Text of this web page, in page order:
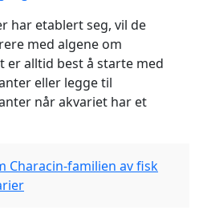
har etablert seg, vil de
med algene om
er alltid best å starte med
eller legge til
når akvariet har et
Characin-familien av fisk